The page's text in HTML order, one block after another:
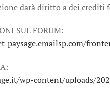
darà diritto a dei crediti
SUL FORUM:
paysage.emailsp.com/
wp-content/uploads/